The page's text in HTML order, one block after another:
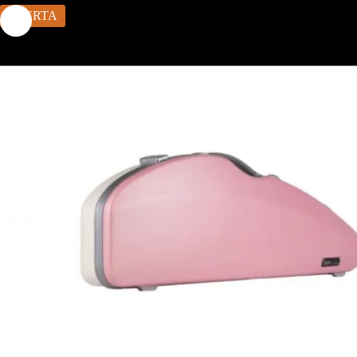
OFERTA